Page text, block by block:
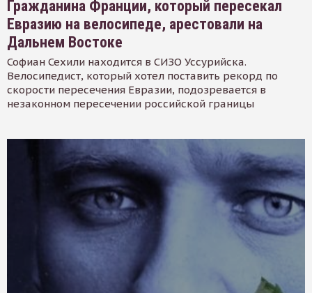
Гражданина Франции, который пересекал
Евразию на велосипеде, арестовали на
Дальнем Востоке
Софиан Сехили находится в СИЗО Уссурийска.
Велосипедист, который хотел поставить рекорд по
скорости пересечения Евразии, подозревается в
незаконном пересечении российской границы